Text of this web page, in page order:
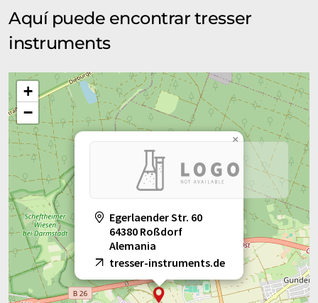
Aquí puede encontrar tresser
instruments
Egerlaender Str. 60
64380 Roßdorf
Alemania
tresser-instruments.de
×
+
−